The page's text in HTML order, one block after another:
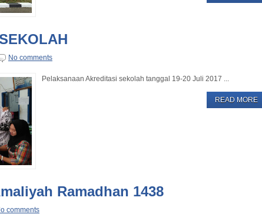
No comments
Pelaksanaan Akreditasi sekolah tanggal 19-20 Juli 2017 ...
READ MORE
Ramadhan 1438
comments